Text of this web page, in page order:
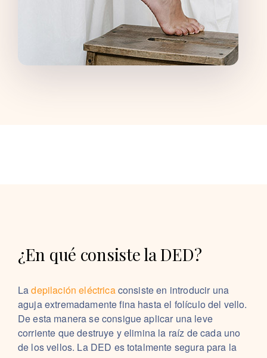
¿En qué consiste la DED?
Ladepilación eléctricaconsiste en introducir una
aguja extremadamente fina hasta el folículo del vello.
De esta manera se consigue aplicar una leve
corriente que destruye y elimina la raíz de cada uno
de los vellos. La DED es totalmente segura para la